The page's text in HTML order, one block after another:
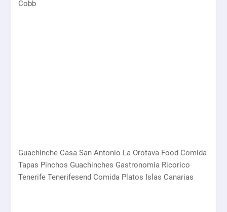
Cobb
Guachinche Casa San Antonio La Orotava Food Comida
Tapas Pinchos Guachinches Gastronomia Ricorico
Tenerife Tenerifesend Comida Platos Islas Canarias